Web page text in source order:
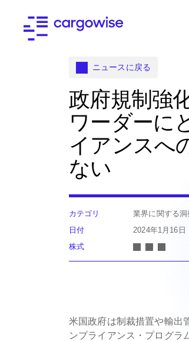
ニュースに戻る
政府規制強
ワーダーに
イアンスへ
ない
カテゴリ
業界に関する洞
日付
2024年1月16日
株式
米国政府は制裁措置や輸出
ンプライアンス・プログラ